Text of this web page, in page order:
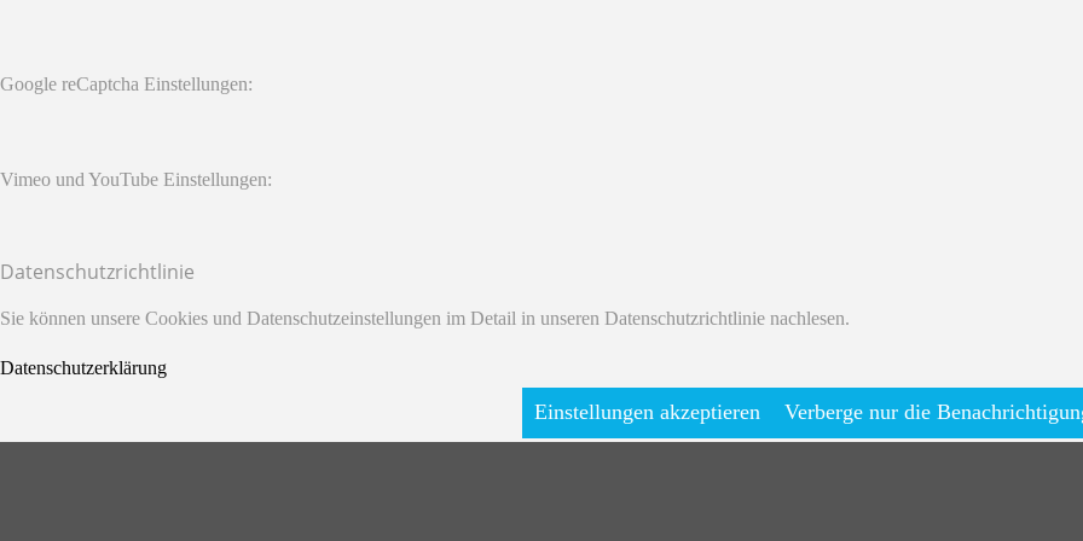
Google reCaptcha Einstellungen:
Vimeo und YouTube Einstellungen:
Datenschutzrichtlinie
Sie können unsere Cookies und Datenschutzeinstellungen im Detail in unseren Datenschutzrichtlinie nachlesen.
Datenschutzerklärung
Einstellungen akzeptieren Verberge nur die